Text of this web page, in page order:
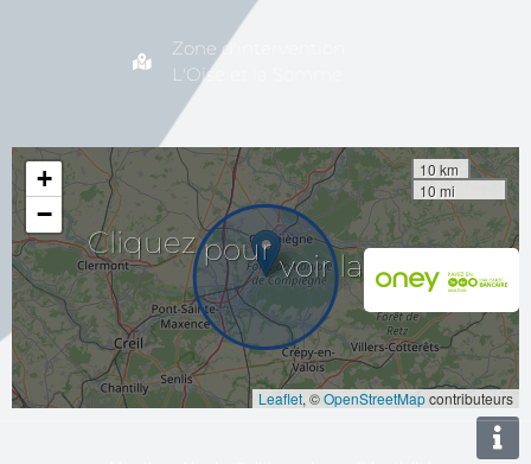
Zone d'intervention
L'Oise et la Somme
Cliquez pour voir
la carte
+
−
10 km
10 mi
Leaflet, ©OpenStreetMapcontributeurs